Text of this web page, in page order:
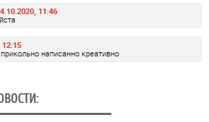
11:46
12:15
написанно креативно